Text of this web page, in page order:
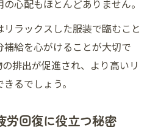
心配もほとんどありません。
ラックスした服装で臨むこと
給を心がけることが大切で
排出が促進され、より高いリ
るでしょう。
労回復に役立つ秘密